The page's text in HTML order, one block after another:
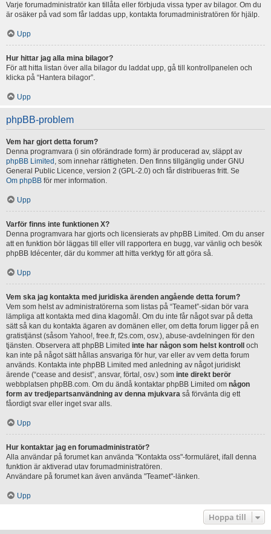
Varje forumadministratör kan tillåta eller förbjuda vissa typer av bilagor. Om du
är osäker på vad som får laddas upp, kontakta forumadministratören för hjälp.
Upp
Hur hittar jag alla mina bilagor?
För att hitta listan över alla bilagor du laddat upp, gå till kontrollpanelen och
klicka på “Hantera bilagor”.
Upp
phpBB-problem
Vem har gjort detta forum?
Denna programvara (i sin oförändrade form) är producerad av, släppt av
phpBB Limited , som innehar rättigheten. Den finns tillgänglig under GNU
General Public Licence, version 2 (GPL-2.0) och får distribueras fritt. Se
Om phpBB för mer information.
Upp
Varför finns inte funktionen X?
Denna programvara har gjorts och licensierats av phpBB Limited. Om du anser
att en funktion bör läggas till eller vill rapportera en bugg, var vänlig och besök
phpBB Idécenter, där du kommer att hitta verktyg för att göra så.
Upp
Vem ska jag kontakta med juridiska ärenden angående detta forum?
Vem som helst av administratörerna som listas på “Teamet”-sidan bör vara
lämpliga att kontakta med dina klagomål. Om du inte får något svar på detta
sätt så kan du kontakta ägaren av domänen eller, om detta forum ligger på en
gratistjänst (såsom Yahoo!, free.fr, f2s.com, osv.), abuse-avdelningen för den
tjänsten. Observera att phpBB Limited inte har någon som helst kontroll
och
kan inte på något sätt hållas ansvariga för hur, var eller av vem detta forum
används. Kontakta inte phpBB Limited med anledning av något juridiskt
ärende (“cease and desist”, ansvar, förtal, osv.) som inte direkt berör
webbplatsen phpBB.com. Om du ändå kontaktar phpBB Limited om någon
form av tredjepartsanvändning av denna mjukvara så förvänta dig ett
fåordigt svar eller inget svar alls.
Upp
Hur kontaktar jag en forumadministratör?
Alla användar på forumet kan använda "Kontakta oss"-formuläret, ifall denna
funktion är aktiverad utav forumadministratören.
Användare på forumet kan även använda "Teamet"-länken.
Upp
Hoppa till